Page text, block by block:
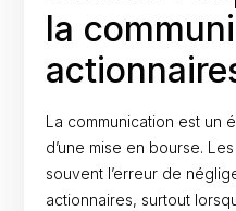
la
La communication est un
d’une mise en bourse.
souvent l’erreur de
actionnaires, surtout